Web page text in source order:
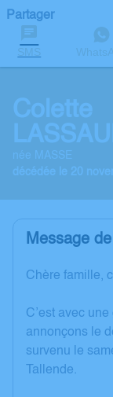
Partager
SMS
Colette
née MASSE
décédée le 20
Message
Chère famille,
C’est avec
annonçons le
survenu le
Tallende.